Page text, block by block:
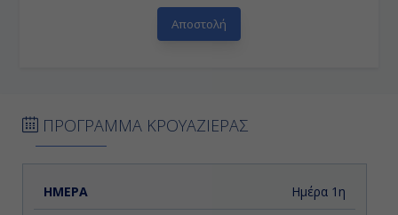
ΠΡΟΓΡΑΜΜΑ ΚΡΟΥΑΖΙΕΡΑΣ
ΗΜΕΡΑ ΑΝΑΧΩΡΗΣΗ
Ημέρα 1η